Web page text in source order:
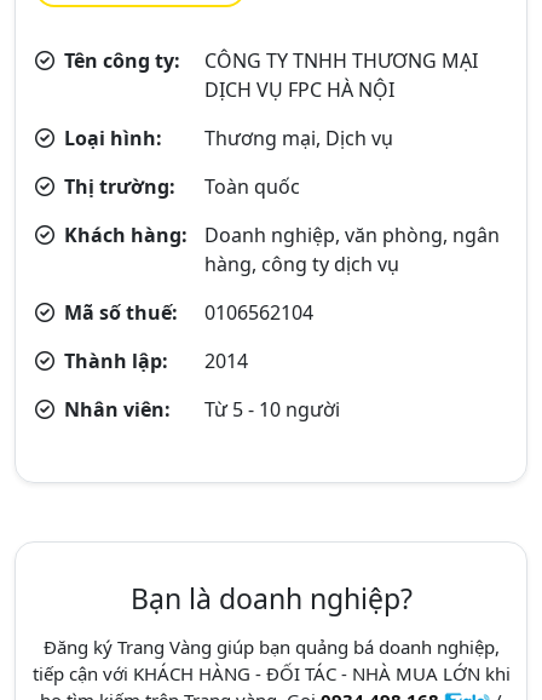
Tên công ty:
CÔNG TY TNHH THƯƠNG MẠI
DỊCH VỤ FPC HÀ NỘI
Loại hình:
Thương mại, Dịch vụ
Thị trường:
Toàn quốc
Khách hàng:
Doanh nghiệp, văn phòng, ngân
hàng, công ty dịch vụ
Mã số thuế:
0106562104
Thành lập:
2014
Nhân viên:
Từ 5 - 10 người
Bạn là doanh nghiệp?
Đăng ký Trang Vàng giúp bạn quảng bá doanh nghiệp,
tiếp cận với KHÁCH HÀNG - ĐỐI TÁC - NHÀ MUA LỚN khi